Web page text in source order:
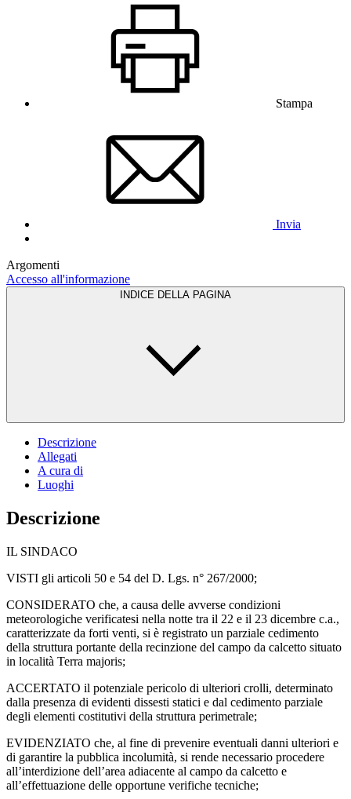
Stampa
Invia
Argomenti
Accesso all'informazione
INDICE DELLA PAGINA
Descrizione
Allegati
A cura di
Luoghi
Descrizione
IL SINDACO
VISTI gli articoli 50 e 54 del D. Lgs. n° 267/2000;
CONSIDERATO che, a causa delle avverse condizioni
meteorologiche verificatesi nella notte tra il 22 e il 23 dicembre c.a.,
caratterizzate da forti venti, si è registrato un parziale cedimento
della struttura portante della recinzione del campo da calcetto situato
in località Terra majoris;
ACCERTATO il potenziale pericolo di ulteriori crolli, determinato
dalla presenza di evidenti dissesti statici e dal cedimento parziale
degli elementi costitutivi della struttura perimetrale;
EVIDENZIATO che, al fine di prevenire eventuali danni ulteriori e
di garantire la pubblica incolumità, si rende necessario procedere
all’interdizione dell’area adiacente al campo da calcetto e
all’effettuazione delle opportune verifiche tecniche;